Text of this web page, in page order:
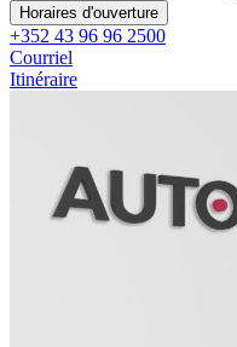
Horaires d'ouverture
+352 43 96 96 2500
Courriel
Itinéraire